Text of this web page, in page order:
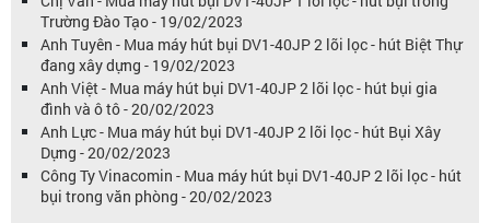
Trường Đào Tạo - 19/02/2023
Anh Tuyên - Mua máy hút bụi DV1-40JP 2 lõi lọc - hút Biệt Thự
đang xây dựng - 19/02/2023
Anh Việt - Mua máy hút bụi DV1-40JP 2 lõi lọc - hút bụi gia
đình và ô tô - 20/02/2023
Anh Lực - Mua máy hút bụi DV1-40JP 2 lõi lọc - hút Bụi Xây
Dựng - 20/02/2023
Công Ty Vinacomin - Mua máy hút bụi DV1-40JP 2 lõi lọc - hút
bụi trong văn phòng - 20/02/2023